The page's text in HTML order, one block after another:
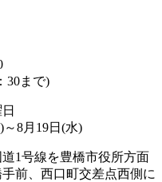
30まで)
～8月19日(水)
道1号線を豊橋市役所方面
前、西口町交差点西側に